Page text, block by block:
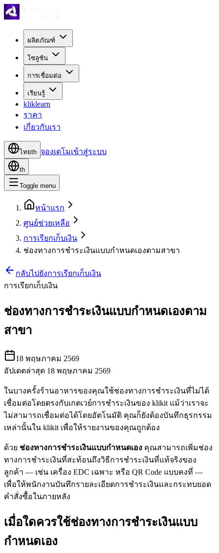
ผลิตภัณฑ์
โซลูชัน
การเชื่อมต่อ
เรียนรู้
kliklearn
ราคา
เกี่ยวกับเรา
ไทยth จองเดโมเข้าสู่ระบบ
th
Toggle menu
หน้าแรก
ศูนย์ช่วยเหลือ
การเรียกเก็บเงิน
ช่องทางการชำระเงินแบบกำหนดเองตามสาขา
กลับไปยังการเรียกเก็บเงิน
การเรียกเก็บเงิน
ช่องทางการชำระเงินแบบกำหนดเองตาม
สาขา
18 พฤษภาคม 2569
อัปเดตล่าสุด 18 พฤษภาคม 2569
ในบางครั้งร้านอาหารของคุณใช้ช่องทางการชำระเงินที่ไม่ได้
เชื่อมต่อโดยตรงกับเกตเวย์การชำระเงินของ klikit แม้ว่าเราจะ
ไม่สามารถเชื่อมต่อได้โดยอัตโนมัติ คุณก็ยังต้องบันทึกธุรกรรม
เหล่านั้นใน klikit เพื่อให้รายงานของคุณถูกต้อง
ด้วย ช่องทางการชำระเงินแบบกำหนดเอง คุณสามารถเพิ่มช่อง
ทางการชำระเงินที่สะท้อนถึงวิธีการชำระเงินที่แท้จริงของ
ลูกค้า — เช่น เครื่อง EDC เฉพาะ หรือ QR Code แบบคงที่ —
เพื่อให้พนักงานบันทึกรายละเอียดการชำระเงินและกระทบยอด
คำสั่งซื้อในภายหลัง
เมื่อใดควรใช้ช่องทางการชำระเงินแบบ
กำหนดเอง